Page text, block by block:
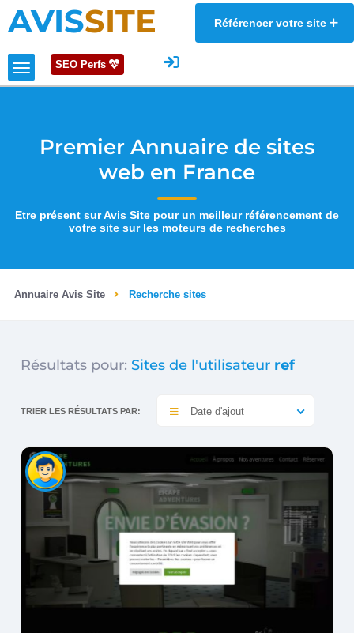
AVISSITE Référencer votre site
SEO Perfs
Premier Annuaire de sites
web en France
Etre présent sur Avis Site pour un meilleur référencement de
votre site sur les moteurs de recherches
Annuaire Avis Site Recherche sites
Résultats pour: Sites de l'utilisateur ref
TRIER LES RÉSULTATS PAR: Date d'ajout